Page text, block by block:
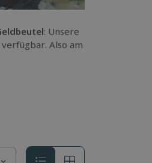
: Unsere
Also am